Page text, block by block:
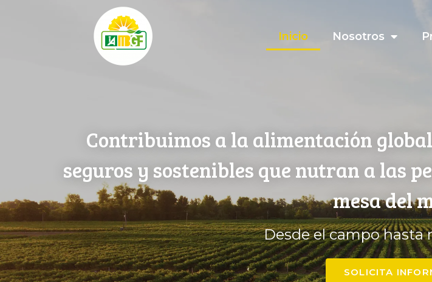
Inicio Nosotros
Contribuimos a la alimentación
seguros y sostenibles que nutran a las
mesa del
Desde el campo hasta
SOLICITA